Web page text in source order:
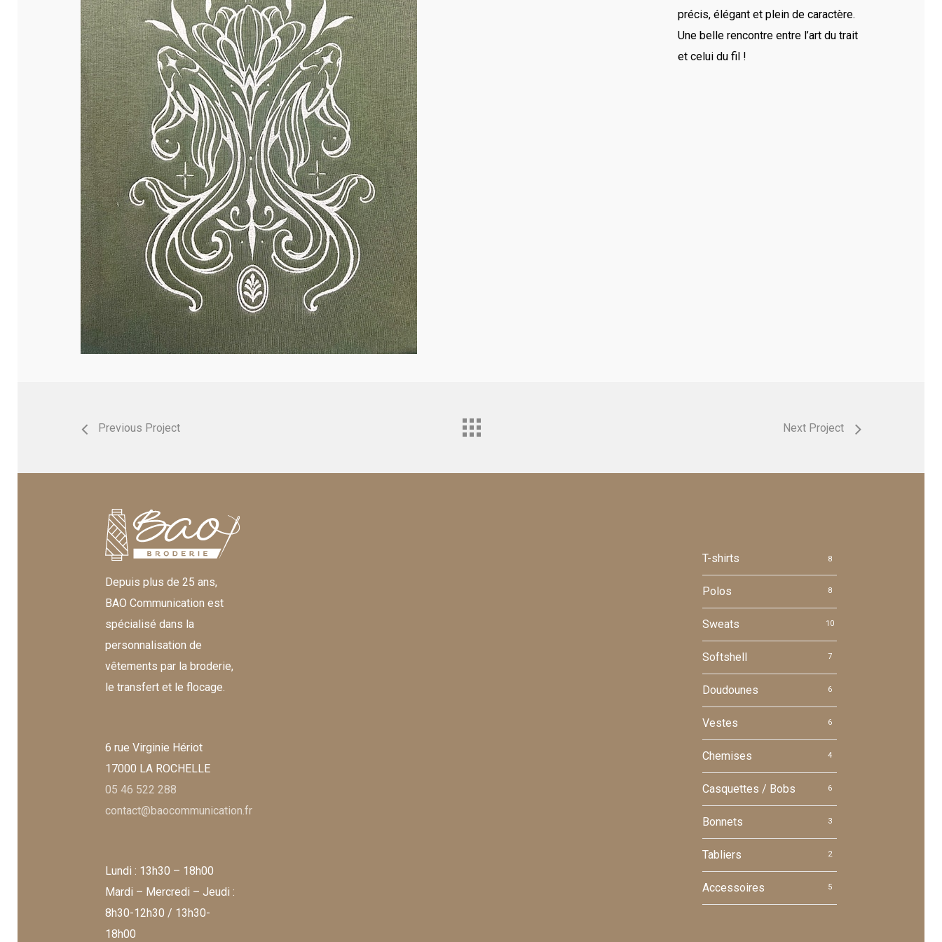
personnalisée brodée, qu’ils soient professionnels ou personnels. Notre savoir-
faire nous permet d’être un des spécialistes du brodage sur textile.
ou personnels.
précis, élégant et plein de caractère.
Une belle rencontre entre l’art du trait
et celui du fil !
Previous Project Next Project
Depuis plus de 25 ans,
BAO Communication est
spécialisé dans la
personnalisation de
vêtements par la broderie,
le transfert et le flocage.
6 rue Virginie Hériot
17000 LA ROCHELLE
05 46 522 288
contact@baocommunication.fr
Lundi : 13h30 – 18h00
Mardi – Mercredi – Jeudi :
8h30-12h30 / 13h30-
18h00
T-shirts 8
Polos 8
Sweats 10
Softshell 7
Doudounes 6
Vestes 6
Chemises 4
Casquettes / Bobs 6
Bonnets 3
Tabliers 2
Accessoires 5